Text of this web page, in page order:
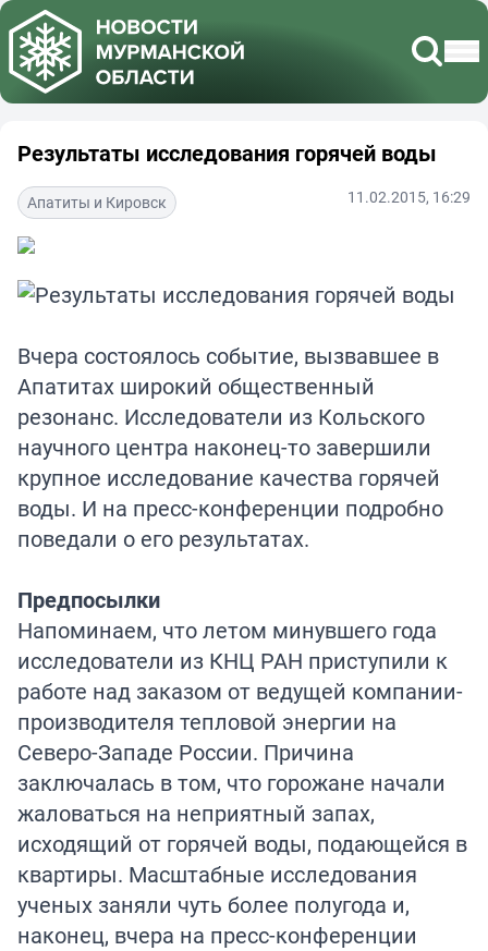
Результаты исследования горячей воды
Апатиты и Кировск 11.02.2015, 16:29
Вчера состоялось событие, вызвавшее в
Апатитах широкий общественный
резонанс. Исследователи из Кольского
научного центра наконец-то завершили
крупное исследование качества горячей
воды. И на пресс-конференции подробно
поведали о его результатах.
Предпосылки
Напоминаем, что летом минувшего года
исследователи из КНЦ РАН приступили к
работе над заказом от ведущей компании-
производителя тепловой энергии на
Северо-Западе России. Причина
заключалась в том, что горожане начали
жаловаться на неприятный запах,
исходящий от горячей воды, подающейся в
квартиры. Масштабные исследования
ученых заняли чуть более полугода и,
наконец, вчера на пресс-конференции